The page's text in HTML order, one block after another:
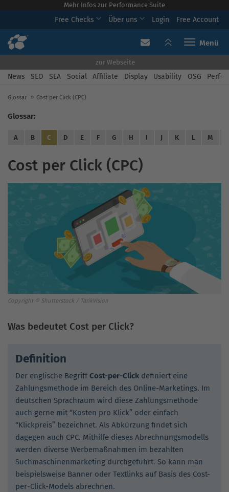
Mehr Infos zur Performance Suite
Free Checks Über uns Login Free Account
Toggle
zur Webseite
News SEO SEA Social Affiliate Display Usability OSG
Glossar Cost per Click (CPC)
Glossar:
A B C D E F G H I J K L M
Cost per Click (CPC)
Copyright © Shutterstock / TarikVision
Was bedeutet Cost per Click?
Definition
Der englische BegriffCost-per-Click definiert eine
Zahlungsmethode im Bereich des Online-Marketings. Im
deutschen Sprachraum wird diese Zahlungsmethode
auch gerne mit “Kosten pro Klick” oder einfach
“Klickpreis” bezeichnet. Als Abkürzung findet sich
dagegen auch CPC. Mithilfe dieses Abrechnungsmodells
werden diverse Werbemaßnahmen im bezahlten
Suchmaschinenmarketing durchgeführt. So kann man
beispielsweise Banner oder Textlinks auf Basis des Cost-
per-Click-Models abrechnen.